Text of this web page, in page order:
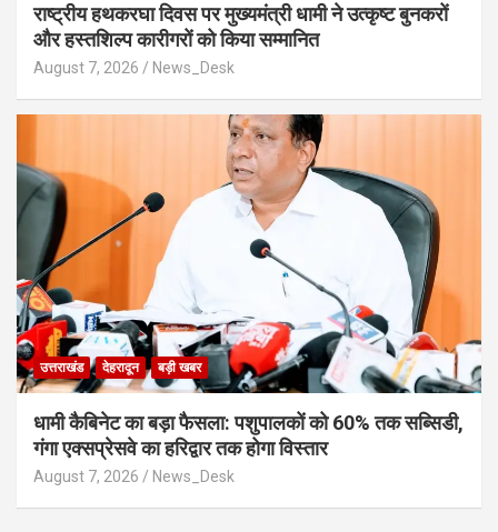
राष्ट्रीय हथकरघा दिवस पर मुख्यमंत्री धामी ने उत्कृष्ट बुनकरों
और हस्तशिल्प कारीगरों को किया सम्मानित
August 7, 2026 News_Desk
उत्तराखंड देहरादून बड़ी खबर
​धामी कैबिनेट का बड़ा फैसला: पशुपालकों को 60% तक सब्सिडी,
गंगा एक्सप्रेसवे का हरिद्वार तक होगा विस्तार
August 7, 2026 News_Desk